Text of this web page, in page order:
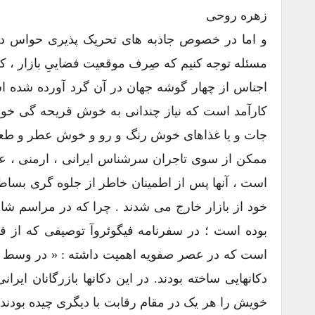
زهره روحی
و اما در خصوص جاذبه های تحریک پذیری حواس
مسئله توجه کنیم که صِرف موقعیت فضاییِ بازار
اجناس از چهار گوشه جهان در آن گرد آورده
کارآمد است که نیاز چندانی به خوش قریحه گی
جات و یا غذاهای خوش رنگ و رو و خوش عطر و طعم
ممکن از سوی تاجران سرشناس ایرانی ، ارمنی ،
است ، آنها پس از اطمینان خاطر از جلوه گری
خود از بازار خارج می شدند . چرا که در مراسم
بوده است ؛ در سفرنامه فیگوئروآ توصیفی که از
است که در عصر صفویه اهمیت داشته : « در وسط
دکانهایی ساخته بودند. در این دکانها بازرگانان
خویش را هر یک در مقام رقابت با دیگری چیده